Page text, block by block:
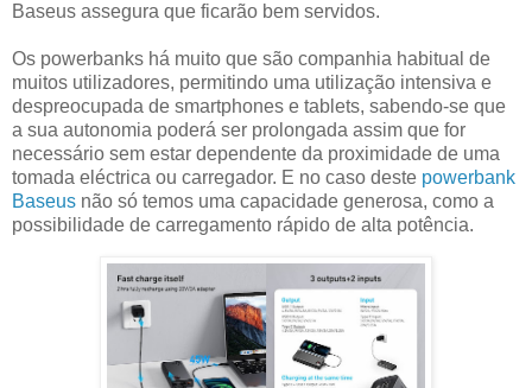
Baseus assegura que ficarão bem servidos.
Os powerbanks há muito que são companhia habitual de
muitos utilizadores, permitindo uma utilização intensiva e
despreocupada de smartphones e tablets, sabendo-se que
a sua autonomia poderá ser prolongada assim que for
necessário sem estar dependente da proximidade de uma
tomada eléctrica ou carregador. E no caso deste powerbank
Baseus não só temos uma capacidade generosa, como a
possibilidade de carregamento rápido de alta potência.